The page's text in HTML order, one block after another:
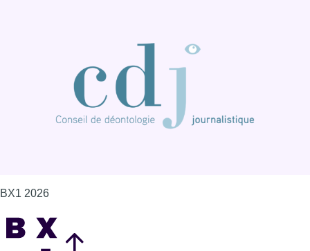
BX1 2026